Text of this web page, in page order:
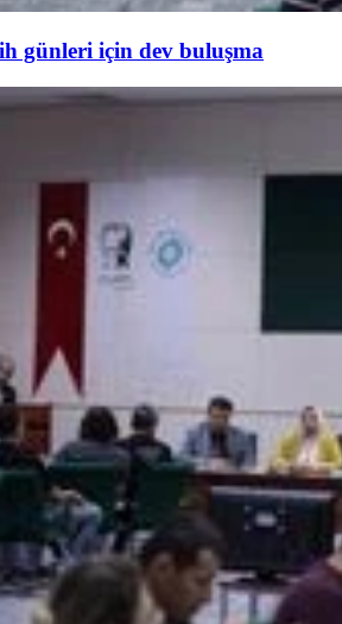
günleri için dev buluşma